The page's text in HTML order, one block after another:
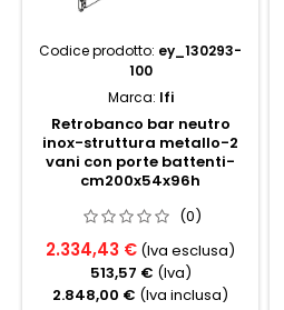
Codice prodotto: ey_130293-
100
Marca: Ifi
Retrobanco bar neutro
inox-struttura metallo-2
vani con porte battenti-
cm200x54x96h
(0)
2.334,43 € (Iva esclusa)
513,57 € (Iva)
2.848,00 € (Iva inclusa)